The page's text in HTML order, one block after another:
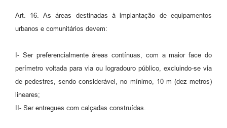
Art. 16. As áreas destinadas à implantação de equipamentos
urbanos e comunitários devem:
I- Ser preferencialmente áreas contínuas, com a maior face do
perímetro voltada para via ou logradouro público, excluindo-se via
de pedestres, sendo considerável, no mínimo, 10 m (dez metros)
lineares;
II- Ser entregues com calçadas construídas.